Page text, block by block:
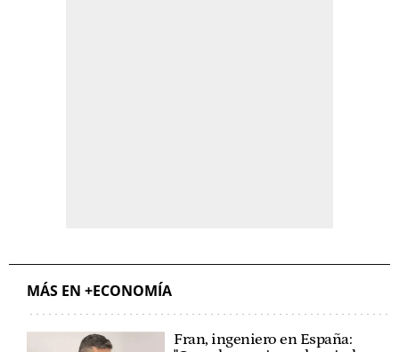
MÁS EN +ECONOMÍA
Fran, ingeniero en España: